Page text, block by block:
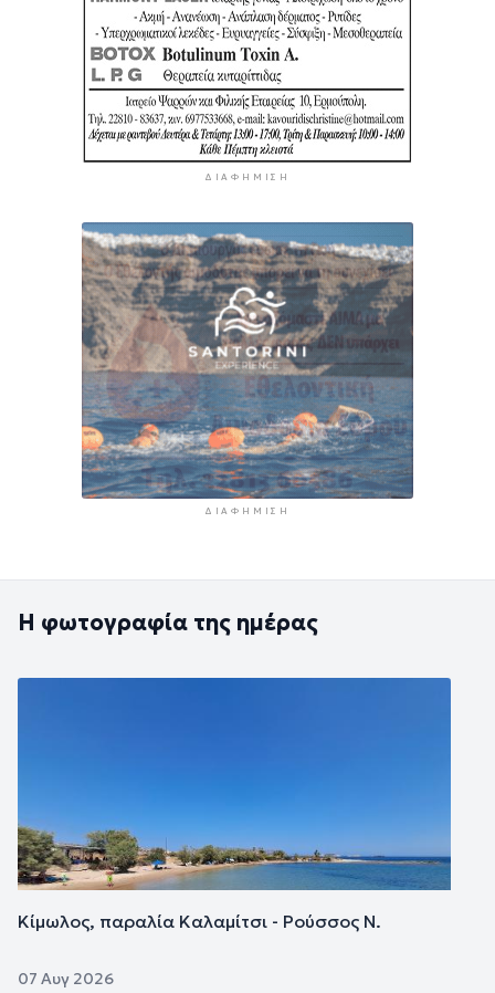
ΔΙΑΦΉΜΙΣΗ
ΔΙΑΦΉΜΙΣΗ
Η φωτογραφία της ημέρας
Κίμωλος, παραλία Καλαμίτσι - Ρούσσος Ν.
07 Αυγ 2026